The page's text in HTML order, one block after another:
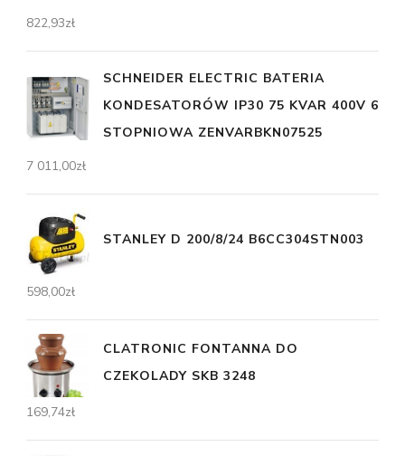
822,93zł
SCHNEIDER ELECTRIC BATERIA
KONDESATORÓW IP30 75 KVAR 400V 6
STOPNIOWA ZENVARBKN07525
7 011,00zł
STANLEY D 200/8/24 B6CC304STN003
598,00zł
CLATRONIC FONTANNA DO
CZEKOLADY SKB 3248
169,74zł